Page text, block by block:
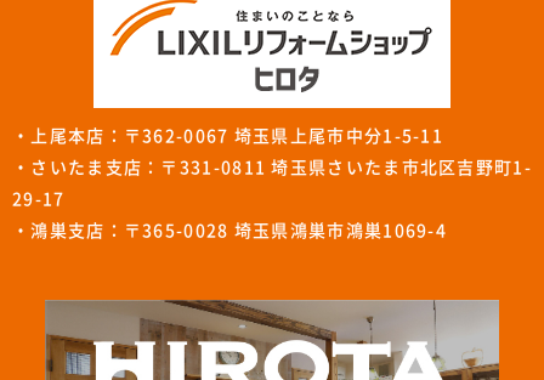
・上尾本店：〒362-0067 埼玉県上尾市中分1-5-11
・さいたま支店：〒331-0811 埼玉県さいたま市北区吉野町1-
29-17
・鴻巣支店：〒365-0028 埼玉県鴻巣市鴻巣1069-4